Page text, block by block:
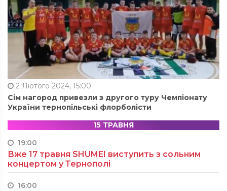
2 Лютого 2024, 15:00
Сім нагород привезли з другого туру Чемпіонату
України тернопільські флорболісти
15 ТРАВНЯ
19:00
Вже 17 травня SHUMEI виступить з сольним
концертом у Тернополі
16:00